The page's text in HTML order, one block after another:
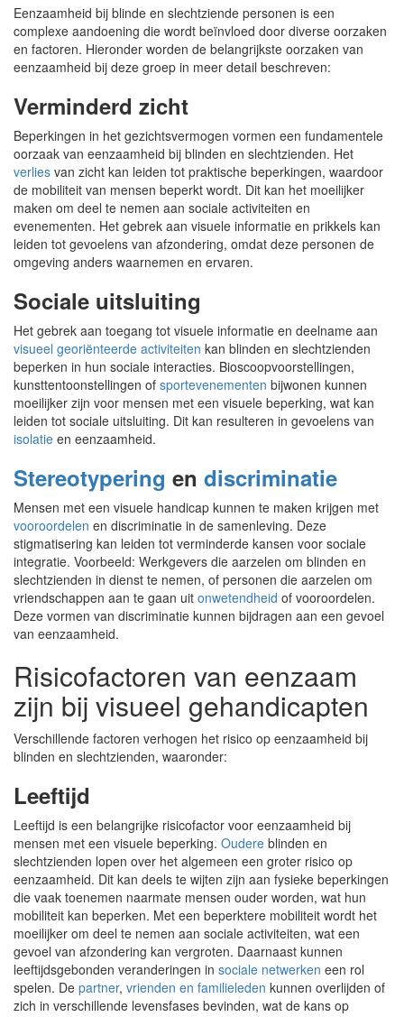
Eenzaamheid bij blinde en slechtziende personen is een
complexe aandoening die wordt beïnvloed door diverse oorzaken
en factoren. Hieronder worden de belangrijkste oorzaken van
eenzaamheid bij deze groep in meer detail beschreven:
Verminderd zicht
Beperkingen in het gezichtsvermogen vormen een fundamentele
oorzaak van eenzaamheid bij blinden en slechtzienden. Het
verlies van zicht kan leiden tot praktische beperkingen, waardoor
de mobiliteit van mensen beperkt wordt. Dit kan het moeilijker
maken om deel te nemen aan sociale activiteiten en
evenementen. Het gebrek aan visuele informatie en prikkels kan
leiden tot gevoelens van afzondering, omdat deze personen de
omgeving anders waarnemen en ervaren.
Sociale uitsluiting
Het gebrek aan toegang tot visuele informatie en deelname aan
visueel georiënteerde activiteiten kan blinden en slechtzienden
beperken in hun sociale interacties. Bioscoopvoorstellingen,
kunsttentoonstellingen of sportevenementen bijwonen kunnen
moeilijker zijn voor mensen met een visuele beperking, wat kan
leiden tot sociale uitsluiting. Dit kan resulteren in gevoelens van
isolatie en eenzaamheid.
Stereotypering en discriminatie
Mensen met een visuele handicap kunnen te maken krijgen met
vooroordelen en discriminatie in de samenleving. Deze
stigmatisering kan leiden tot verminderde kansen voor sociale
integratie. Voorbeeld: Werkgevers die aarzelen om blinden en
slechtzienden in dienst te nemen, of personen die aarzelen om
vriendschappen aan te gaan uit onwetendheid of vooroordelen.
Deze vormen van discriminatie kunnen bijdragen aan een gevoel
van eenzaamheid.
Risicofactoren van eenzaam
zijn bij visueel gehandicapten
Verschillende factoren verhogen het risico op eenzaamheid bij
blinden en slechtzienden, waaronder:
Leeftijd
Leeftijd is een belangrijke risicofactor voor eenzaamheid bij
mensen met een visuele beperking. Oudere blinden en
slechtzienden lopen over het algemeen een groter risico op
eenzaamheid. Dit kan deels te wijten zijn aan fysieke beperkingen
die vaak toenemen naarmate mensen ouder worden, wat hun
mobiliteit kan beperken. Met een beperktere mobiliteit wordt het
moeilijker om deel te nemen aan sociale activiteiten, wat een
gevoel van afzondering kan vergroten. Daarnaast kunnen
leeftijdsgebonden veranderingen in sociale netwerken een rol
spelen. De partner, vrienden en familieleden kunnen overlijden of
zich in verschillende levensfases bevinden, wat de kans op